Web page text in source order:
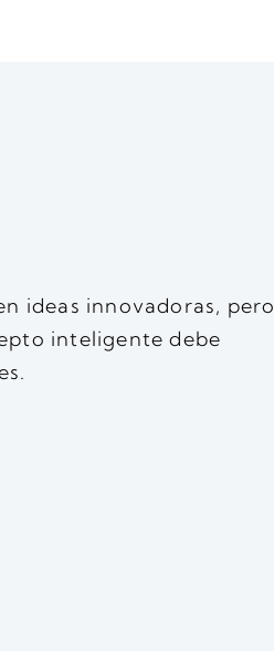
ideas innovadoras, pero
inteligente debe